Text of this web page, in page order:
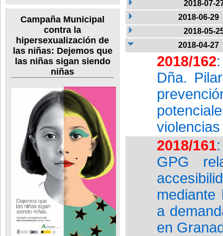
Campaña Municipal
contra la
hipersexualización de
las niñas: Dejemos que
las niñas sigan siendo
niñas
2018-07-
2018-06-29
2018-05-
2018-04-27
2018/162
Dña.
2018/161
GPG
mediante
a
en